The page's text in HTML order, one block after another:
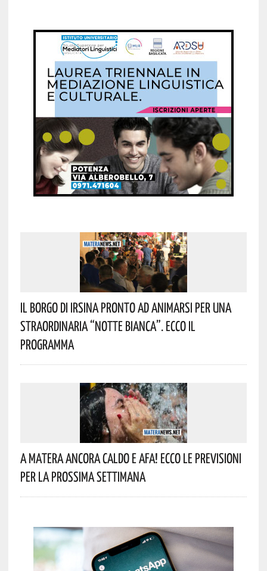
Il Borgo Di Irsina Pronto Ad Animarsi Per Una
Straordinaria “Notte Bianca”. Ecco Il
Programma
A Matera Ancora Caldo E Afa! Ecco Le Previsioni
Per La Prossima Settimana